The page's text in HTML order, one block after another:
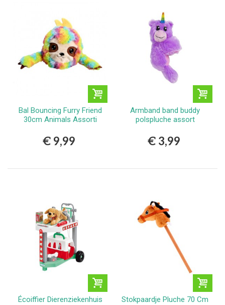
Bal Bouncing Furry Friend
30cm Animals Assorti
€ 9,99
Armband band buddy
polspluche assort
€ 3,99
Écoiffier Dierenziekenhuis
Stokpaardje Pluche 70 Cm